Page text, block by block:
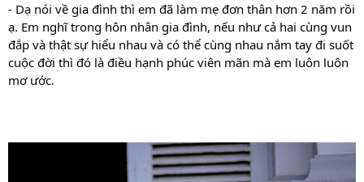
- Dạ nói về gia đình thì em đã làm mẹ đơn thân hơn 2 năm rồi
ạ. Em nghĩ trong hôn nhân gia đình, nếu như cả hai cùng vun
đắp và thật sự hiểu nhau và có thể cùng nhau nắm tay đi suốt
cuộc đời thì đó là điều hạnh phúc viên mãn mà em luôn luôn
mơ ước.